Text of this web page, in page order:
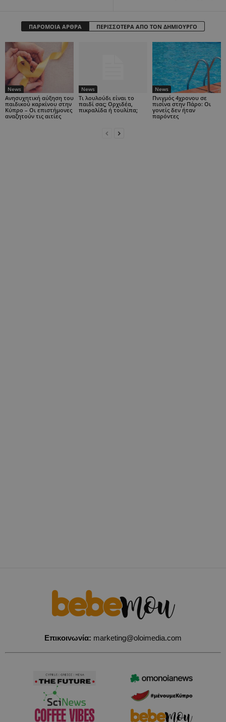
ΠΑΡΟΜΟΙΑ ΑΡΘΡΑ ΠΕΡΙΣΣΟΤΕΡΑ ΑΠΟ ΤΟΝ ΔΗΜΙΟΥΡΓΟ
News
Ανησυχητική αύξηση του
παιδικού καρκίνου στην
Κύπρο – Οι επιστήμονες
αναζητούν τις αιτίες
News
Τι λουλούδι είναι το
παιδί σας; Ορχιδέα,
πικραλίδα ή τουλίπα;
News
Πνιγμός 4χρονου σε
πισίνα στην Πάρο: Οι
γονείς δεν ήταν
παρόντες
Επικοινωνία: marketing@oloimedia.com